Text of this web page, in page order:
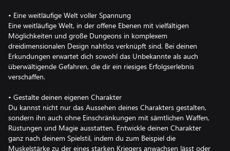
• Eine weitläufige Welt voller Spannung
Eine weitläufige Welt, in der offene Ebenen mit vielfältigen
Möglichkeiten und große Dungeons in komplexem
dreidimensionalen Design nahtlos verknüpft sind. Bei deinen
Erkundungen erwartet dich sowohl das Unbekannte als auch
überwältigende Gefahren, die dir ein riesiges Erfolgserlebnis
verschaffen.
• Gestalte deinen eigenen Charakter
Du kannst nicht nur das Aussehen deines Charakters gestalten,
sondern ihn auch ohne Einschränkungen mit sämtlichen Waffen,
Rüstungen und Magie ausstatten. Entwickle deinen Charakter
ganz nach deinem Spielstil, indem du zum Beispiel die
Muskelstärke zu der eines starken Kriegers anwachsen lässt oder